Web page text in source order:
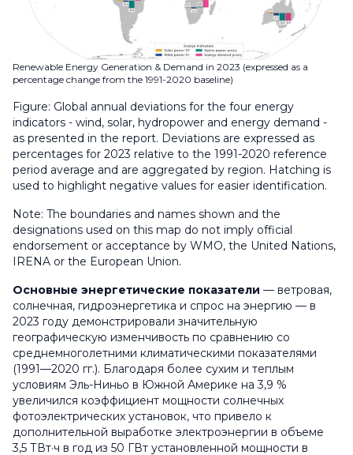
Renewable Energy Generation & Demand in 2023 (expressed as a
percentage change from the 1991-2020 baseline)
Figure: Global annual deviations for the four energy
indicators - wind, solar, hydropower and energy demand -
as presented in the report. Deviations are expressed as
percentages for 2023 relative to the 1991-2020 reference
period average and are aggregated by region. Hatching is
used to highlight negative values for easier identification.
Note: The boundaries and names shown and the
designations used on this map do not imply official
endorsement or acceptance by WMO, the United Nations,
IRENA or the European Union.
Основные энергетические показатели — ветровая,
солнечная, гидроэнергетика и спрос на энергию — в
2023 году демонстрировали значительную
географическую изменчивость по сравнению со
среднемноголетними климатическими показателями
(1991—2020 гг.). Благодаря более сухим и теплым
условиям Эль-Ниньо в Южной Америке на 3,9 %
увеличился коэффициент мощности солнечных
фотоэлектрических установок, что привело к
дополнительной выработке электроэнергии в объеме
3,5 ТВт·ч в год из 50 ГВт установленной мощности в